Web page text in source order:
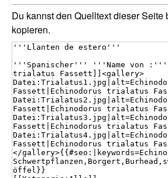
Du kannst den Quelltext dieser Seite
kopieren.